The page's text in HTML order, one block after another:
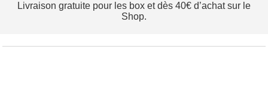
Livraison gratuite pour les box et dès 40€ d’achat sur le
Shop.